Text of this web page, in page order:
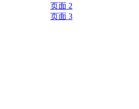
页面 2
页面 3